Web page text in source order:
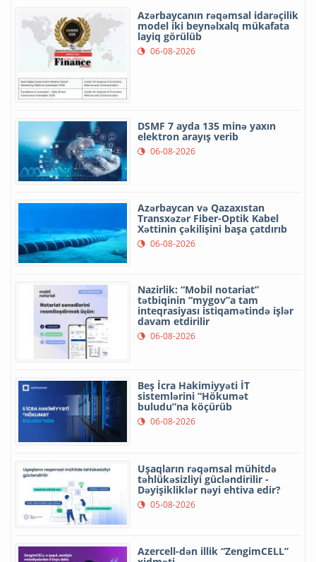
Azərbaycanın rəqəmsal idarəçilik
model iki beynəlxalq mükafata
layiq görülüb
06-08-2026
DSMF 7 ayda 135 minə yaxın
elektron arayış verib
06-08-2026
Azərbaycan və Qazaxıstan
Transxəzər Fiber-Optik Kabel
Xəttinin çəkilişini başa çatdırıb
06-08-2026
Nazirlik: “Mobil notariat”
tətbiqinin “mygov”a tam
inteqrasiyası istiqamətində işlər
davam etdirilir
06-08-2026
Beş İcra Hakimiyyəti İT
sistemlərini “Hökumət
buludu”na köçürüb
06-08-2026
Uşaqların rəqəmsal mühitdə
təhlükəsizliyi gücləndirilir -
Dəyişikliklər nəyi ehtiva edir?
05-08-2026
Azercell-dən illik “ZengimCELL”